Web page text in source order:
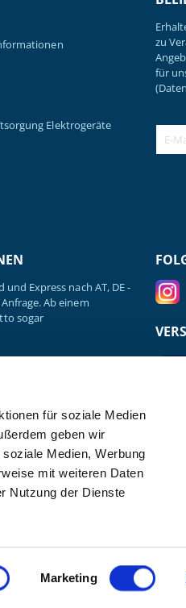
für soziale Medien
geben wir
Medien, Werbung
mit weiteren Daten
Nutzung der Dienste
Marketing
Elektrogeräte
zu
für
Express nach AT, DE -
Ab einem
sogar
- Kanzlsperger GmbH.